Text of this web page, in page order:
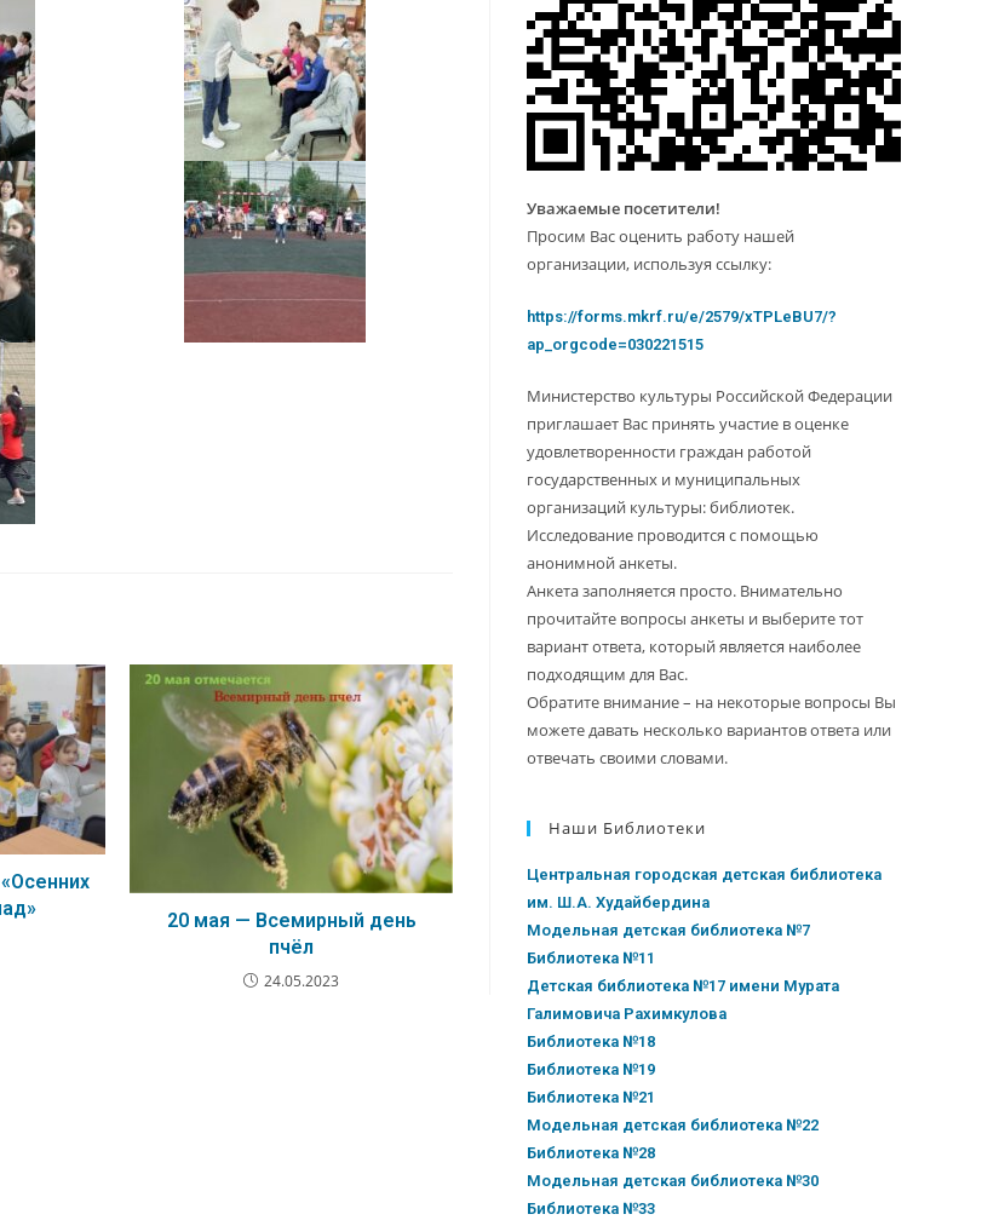
20 мая — Всемирный день
пчёл
24.05.2023
Уважаемые посетители!
Просим Вас оценить работу нашей
организации, используя ссылку:
https://forms.mkrf.ru/e/2579/xTPLeBU7/?
ap_orgcode=030221515
Министерство культуры Российской Федерации
приглашает Вас принять участие в оценке
удовлетворенности граждан работой
государственных и муниципальных
организаций культуры: библиотек.
Исследование проводится с помощью
анонимной анкеты.
Анкета заполняется просто. Внимательно
прочитайте вопросы анкеты и выберите тот
вариант ответа, который является наиболее
подходящим для Вас.
Обратите внимание – на некоторые вопросы Вы
можете давать несколько вариантов ответа или
отвечать своими словами.
Наши Библиотеки
Центральная городская детская библиотека
им. Ш.А. Худайбердина
Модельная детская библиотека №7
Библиотека №11
Детская библиотека №17 имени Мурата
Галимовича Рахимкулова
Библиотека №18
Библиотека №19
Библиотека №21
Модельная детская библиотека №22
Библиотека №28
Модельная детская библиотека №30
Библиотека №33